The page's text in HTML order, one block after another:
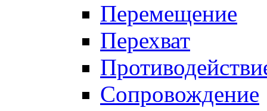
Перемещение
Перехват
Сопровождение